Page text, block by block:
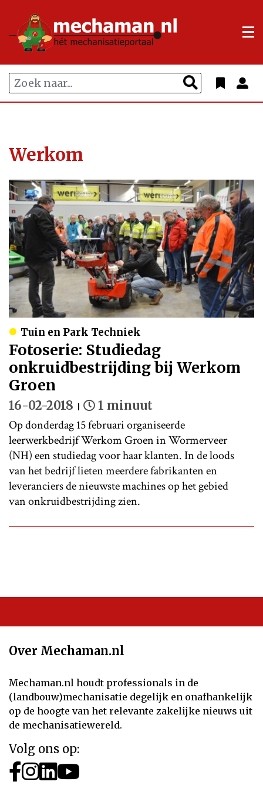
Werkom
Tuin en Park Techniek
Fotoserie: Studiedag
onkruidbestrijding bij Werkom
Groen
16-02-2018 1 minuut
Op donderdag 15 februari organiseerde
leerwerkbedrijf Werkom Groen in Wormerveer
(NH) een studiedag voor haar klanten. In de loods
van het bedrijf lieten meerdere fabrikanten en
leveranciers de nieuwste machines op het gebied
van onkruidbestrijding zien.
Over Mechaman.nl
Mechaman.nl houdt professionals in de
(landbouw)mechanisatie degelijk en onafhankelijk
op de hoogte van het relevante zakelijke nieuws uit
de mechanisatiewereld.
Volg ons op: